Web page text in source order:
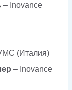
– Inovance
(Италия)
– Inovance